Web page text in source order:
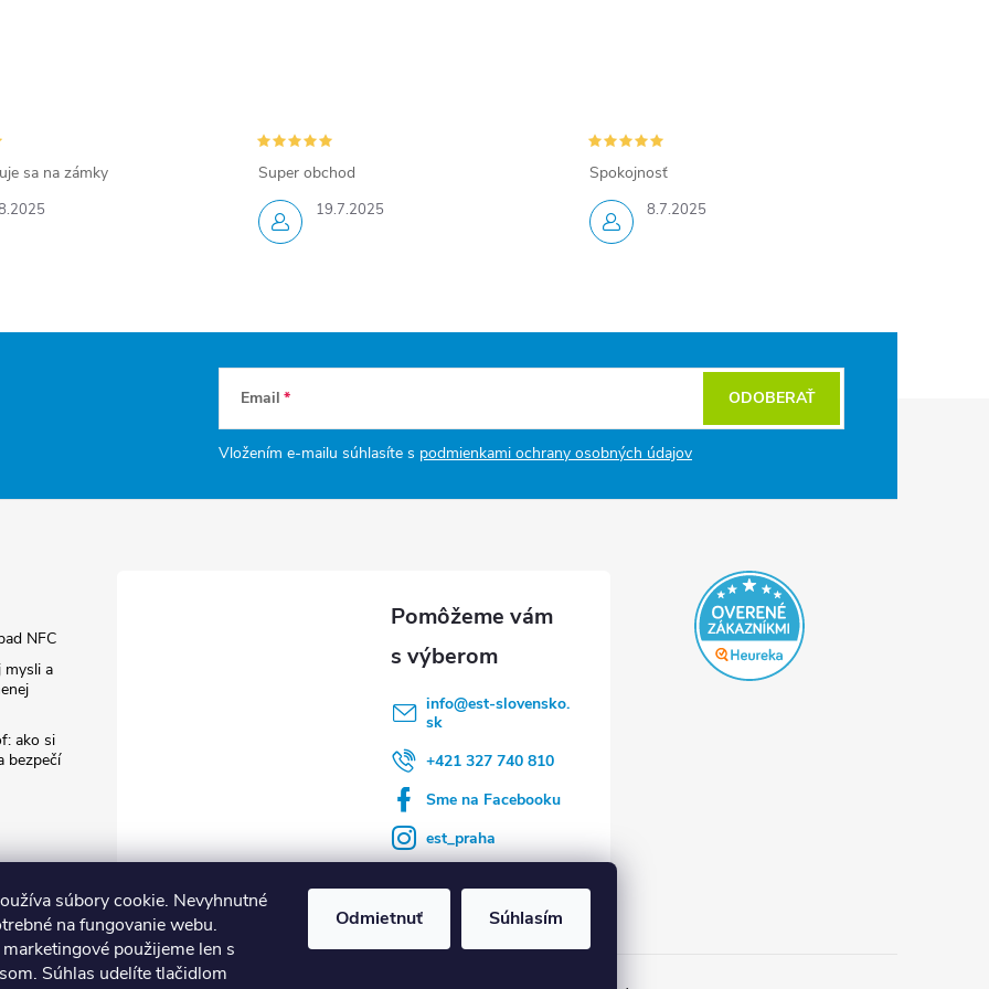
súbory cookie. Nevyhnutné
na fungovanie webu.
použijeme len s
Súhlas udelíte tlačidlom
Odmietnuť Súhlasím
sa na zámky
19.7.2025
Super obchod
8.7.2025
Spokojnosť
Email
Vložením e-mailu súhlasíte s podmienkami ochrany osobných údajov
ODOBERAŤ
NFC
mysli a
ako si
bezpečí
info@est-slovensko.
sk
+421 327 740 810
Sme na Facebooku
est_praha